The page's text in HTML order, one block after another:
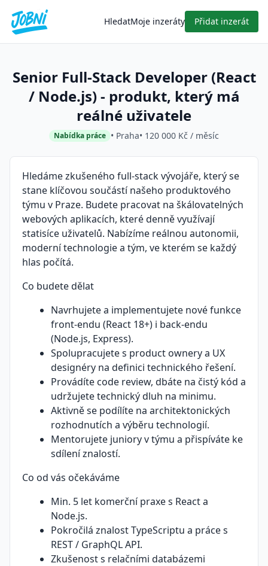
HledatMoje inzeráty Přidat inzerát
Senior Full-Stack Developer (React
/ Node.js) - produkt, který má
reálné uživatele
Nabídka práce • Praha• 120 000 Kč / měsíc
Hledáme zkušeného full-stack vývojáře, který se
stane klíčovou součástí našeho produktového
týmu v Praze. Budete pracovat na škálovatelných
webových aplikacích, které denně využívají
statisíce uživatelů. Nabízíme reálnou autonomii,
moderní technologie a tým, ve kterém se každý
hlas počítá.
Co budete dělat
Navrhujete a implementujete nové funkce
front-endu (React 18+) i back-endu
(Node.js, Express).
Spolupracujete s product ownery a UX
designéry na definici technického řešení.
Provádíte code review, dbáte na čistý kód a
udržujete technický dluh na minimu.
Aktivně se podílíte na architektonických
rozhodnutích a výběru technologií.
Mentorujete juniory v týmu a přispíváte ke
sdílení znalostí.
Co od vás očekáváme
Min. 5 let komerční praxe s React a
Node.js.
Pokročilá znalost TypeScriptu a práce s
REST / GraphQL API.
Zkušenost s relačními databázemi